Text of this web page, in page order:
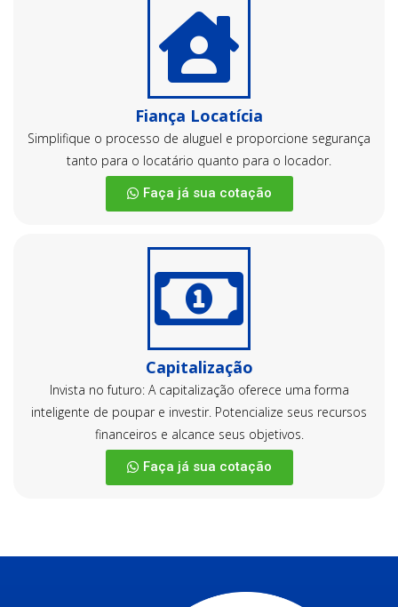
Fiança Locatícia
Simplifique o processo de aluguel e proporcione segurança
tanto para o locatário quanto para o locador.
Faça já sua cotação
Capitalização
Invista no futuro: A capitalização oferece uma forma
inteligente de poupar e investir. Potencialize seus recursos
financeiros e alcance seus objetivos.
Faça já sua cotação